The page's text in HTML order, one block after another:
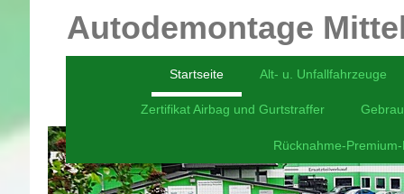
Autodemontage
Startseite Alt- u. Unfallfahrzeuge
Zertifikat Airbag und Gurtstraffer
Rücknahme-